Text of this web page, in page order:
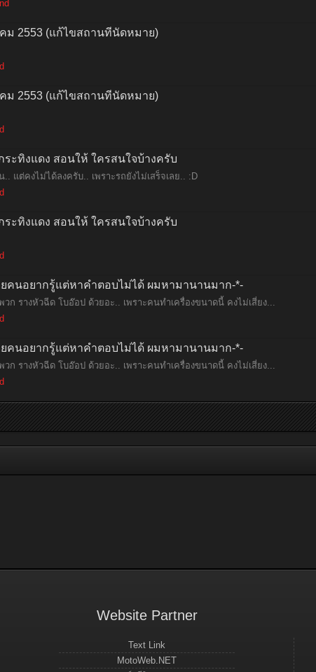
ม 2553 (แก้ไขสถานที่นัดหมาย)
ม 2553 (แก้ไขสถานที่นัดหมาย)
ะทิงแดง สอนให้ ใครสนใจบ้างครับ
ต่คงไม่ได้ลงครับ.. เพราะรถยังไม่เสร็จเลย.. :D
ะทิงแดง สอนให้ ใครสนใจบ้างครับ
คนอยากรู้แต่หาคำตอบไม่ได้ ผมหามานานมาก-*-
รางหัวฉีด โบอ๊อป ด้วยอะ.. เพราะคนทำเครื่องขนาดนี้ คงไม่เสี่ยง...
คนอยากรู้แต่หาคำตอบไม่ได้ ผมหามานานมาก-*-
รางหัวฉีด โบอ๊อป ด้วยอะ.. เพราะคนทำเครื่องขนาดนี้ คงไม่เสี่ยง...
Website Partner
Text Link
MotoWeb.NET